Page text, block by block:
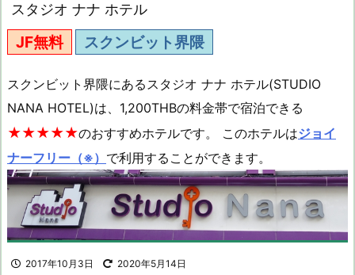
スタジオ ナナ ホテル
JF無料 スクンビット界隈
スクンビット界隈にあるスタジオ ナナ ホテル(STUDIO
NANA HOTEL)は、1,200THBの料金帯で宿泊できる
★★★★★のおすすめホテルです。 このホテルはジョイ
ナーフリー（※） で利用することができます。
2017年10月3日 2020年5月14日